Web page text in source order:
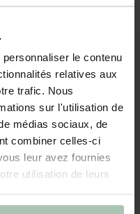
le contenu
relatives aux
trafic. Nous
sur l'utilisation de
médias sociaux, de
combiner celles-ci
leur avez fournies
utilisation de leurs